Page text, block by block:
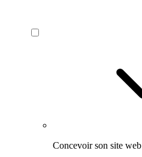
Concevoir son site web